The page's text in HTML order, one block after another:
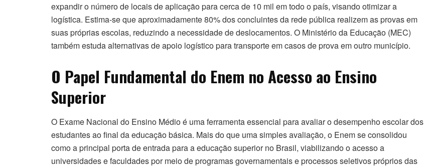
expandir o número de locais de aplicação para cerca de 10 mil em todo o país, visando otimizar a
logística. Estima-se que aproximadamente 80% dos concluintes da rede pública realizem as provas em
suas próprias escolas, reduzindo a necessidade de deslocamentos. O Ministério da Educação (MEC)
também estuda alternativas de apoio logístico para transporte em casos de prova em outro município.
O Papel Fundamental do Enem no Acesso ao Ensino
Superior
O Exame Nacional do Ensino Médio é uma ferramenta essencial para avaliar o desempenho escolar dos
estudantes ao final da educação básica. Mais do que uma simples avaliação, o Enem se consolidou
como a principal porta de entrada para a educação superior no Brasil, viabilizando o acesso a
universidades e faculdades por meio de programas governamentais e processos seletivos próprios das